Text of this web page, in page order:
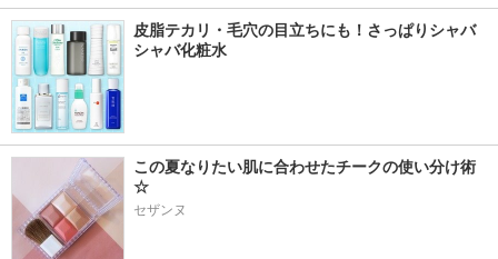
皮脂テカリ・毛穴の目立ちにも！さっぱりシャバ
シャバ化粧水
この夏なりたい肌に合わせたチークの使い分け術
☆
セザンヌ